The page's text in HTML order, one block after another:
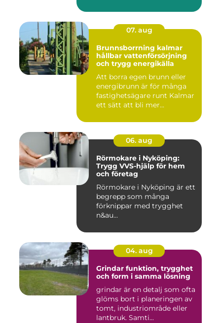
07. aug
Brunnsborrning kalmar
hållbar vattenförsörjning
och trygg energikälla
Att borra egen brunn eller
energibrunn är för många
fastighetsägare runt Kalmar
ett sätt att bli mer...
06. aug
Rörmokare i Nyköping:
Trygg VVS-hjälp för hem
och företag
Rörmokare i Nyköping är ett
begrepp som många
förknippar med trygghet
n&au...
04. aug
Grindar funktion, trygghet
och form i samma lösning
grindar är en detalj som ofta
glöms bort i planeringen av
tomt, industriområde eller
lantbruk. Samti...